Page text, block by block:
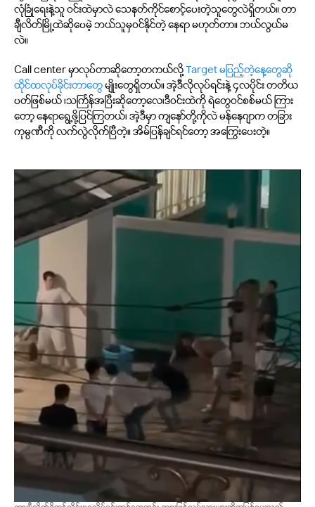
လုံခြုံရေးနဲ့သူ ဝင်းထဲမှာလဲ သေနတ်ကိုင်စောင့်ပေးတဲ့သူတွေလဲရှိတယ်။ တာ
ချီလိတ်မြို့ထဲဆိုပေမဲ့ ဘယ်သူမှဝင်နိုင်တဲ့ နေရာ မဟုတ်တာ။ ဘယ်လွယ်မ
လဲ။
Call center မှာလုပ်တာဆိုတော့တကယ်လို့Target မပြည့်တဲ့နေ့တွေဆို
ထိုင်ထလုပ်ခိုင်းတာတွေမျိုးတွေရှိတယ်။ အဲ့ဒီလိုလုပ်ရင်းနဲ့ ၄လပိုင်း တတိယ
ပတ်ဖြစ်မယ် ၊သင်္ကြန်အပြီးဆိုတော့လေ၊ဒီဝင်းထဲကို ရဲတွေဝင်စစ်မယ် ကြား
တော့ နေရာရွေ့ဖို့ပြင်ကြတယ်၊ အဲ့ဒီမှာ ကျနော်တို့ကိုလဲ မန်နေဂျာက တခြား
ကုမ္ပဏီကို လက်လွဲလိုက်ပြီတဲ့။ အိမ်ပြန်ချင်ရင်တော့ အကြွေးပေးတဲ့။